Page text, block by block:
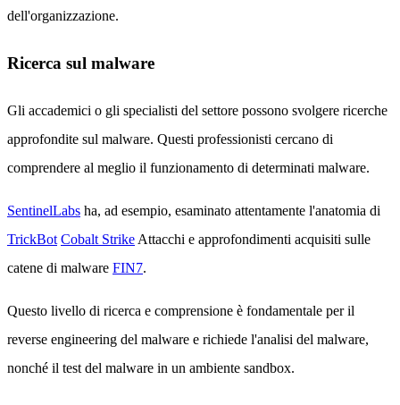
dell'organizzazione.
Ricerca sul malware
Gli accademici o gli specialisti del settore possono svolgere ricerche
approfondite sul malware. Questi professionisti cercano di
comprendere al meglio il funzionamento di determinati malware.
SentinelLabs ha, ad esempio, esaminato attentamente l'anatomia di
TrickBot Cobalt Strike Attacchi e approfondimenti acquisiti sulle
catene di malware FIN7.
Questo livello di ricerca e comprensione è fondamentale per il
reverse engineering del malware e richiede l'analisi del malware,
nonché il test del malware in un ambiente sandbox.